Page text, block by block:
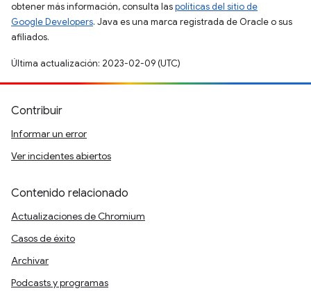
obtener más información, consulta laspolíticas del sitio de
Google Developers. Java es una marca registrada de Oracle o sus
afiliados.
Última actualización: 2023-02-09 (UTC)
Contribuir
Informar un error
Ver incidentes abiertos
Contenido relacionado
Actualizaciones de Chromium
Casos de éxito
Archivar
Podcasts y programas